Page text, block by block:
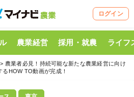
ログイン
農業経営 採用・就農 ライフ
> 農業者必見！持続可能な新たな農業経営に向け
HOW TO動画が完成！